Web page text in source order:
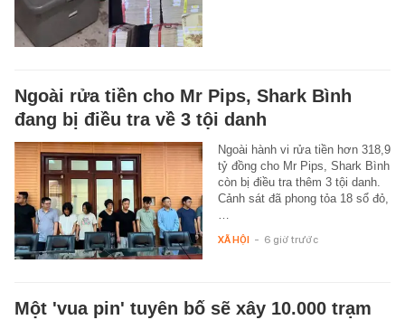
Ngoài rửa tiền cho Mr Pips, Shark Bình
đang bị điều tra về 3 tội danh
Ngoài hành vi rửa tiền hơn 318,9
tỷ đồng cho Mr Pips, Shark Bình
còn bị điều tra thêm 3 tội danh.
Cảnh sát đã phong tỏa 18 sổ đỏ,
…
XÃ HỘI - 6 giờ trước
Một 'vua pin' tuyên bố sẽ xây 10.000 trạm